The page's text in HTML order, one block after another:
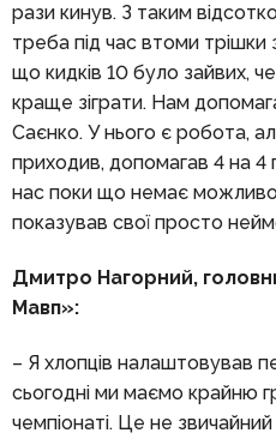
рази кинув. З таким
треба під час втоми
що кидків 10 було зайвих,
краще зіграти. Нам
Саєнко. У нього є робота,
приходив, допомагав 4 на 4
нас поки що немає
показував свої просто
Дмитро Нагорний,
Мавп»:
– Я хлопців налаштовував
сьогодні ми маємо крайню
чемпіонаті. Це не